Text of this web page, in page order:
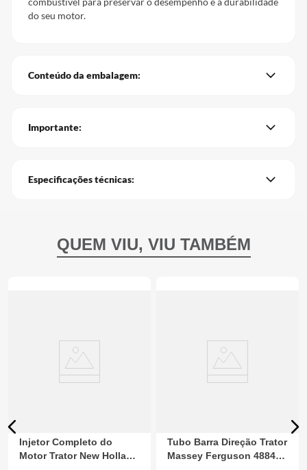
do seu motor.
Conteúdo da embalagem:
Importante:
Especificações técnicas:
Injetor Completo do
Motor Trator New Holland
Tubo Barra Direção Trator
Massey Ferguson 488433